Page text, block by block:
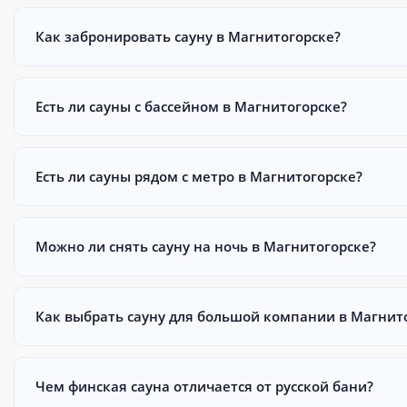
Как забронировать сауну в Магнитогорске?
Есть ли сауны с бассейном в Магнитогорске?
Есть ли сауны рядом с метро в Магнитогорске?
Можно ли снять сауну на ночь в Магнитогорске?
Как выбрать сауну для большой компании в
Чем финская сауна отличается от русской бани?